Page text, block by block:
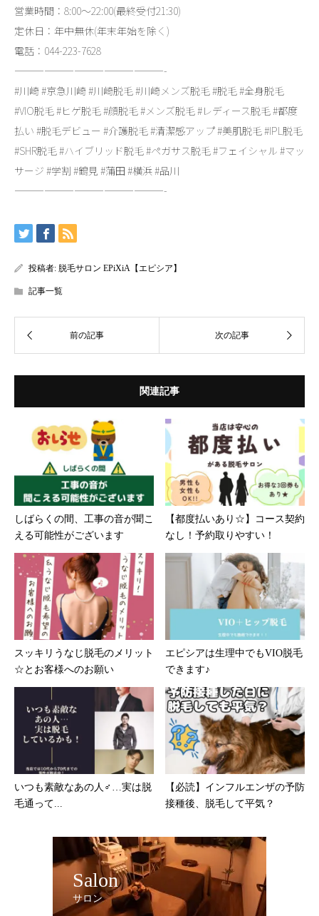
営業時間：8:00～22:00(最終受付21:30)
定休日：年中無休(年末年始を除く)
電話：044-223-7628
———————————————-
#川崎 #京急川崎 #川崎脱毛 #川崎メンズ脱毛 #脱毛 #全身脱毛
#VIO脱毛 #ヒゲ脱毛 #顔脱毛 #メンズ脱毛 #レディース脱毛 #都度
払い #脱毛デビュー #介護脱毛 #清潔感アップ #美肌脱毛 #IPL脱毛
#SHR脱毛 #ハイブリッド脱毛 #ペガサス脱毛 #フェイシャル #マッ
サージ #学割 #鶴見 #蒲田 #横浜 #品川
———————————————-
投稿者: 脱毛サロン EPiXiA【エピシア】
記事一覧
関連記事
しばらくの間、工事の音が聞こ
える可能性がございます
【都度払いあり☆】コース契約
なし！予約取りやすい！
スッキリうなじ脱毛のメリット
☆とお客様へのお願い
エピシアは生理中でもVIO脱毛
できます♪
いつも素敵なあの人♂…実は脱
毛通って...
【必読】インフルエンザの予防
接種後、脱毛して平気？
Salon
サロン